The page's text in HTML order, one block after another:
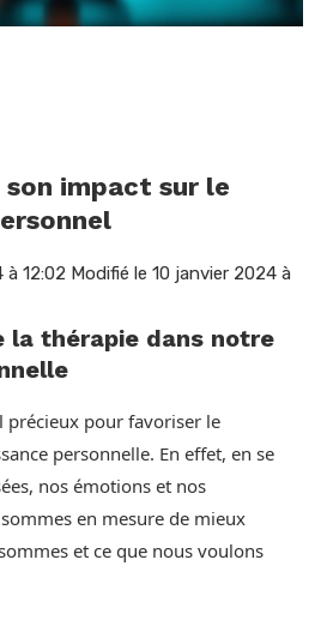
impact sur le
à 12:02 Modifié le 10 janvier 2024 à
la thérapie dans notre
précieux pour favoriser le
personnelle. En effet, en se
nos émotions et nos
en mesure de mieux
et ce que nous voulons